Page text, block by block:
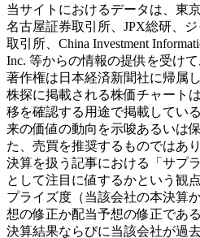
当サイトにおけるデータは、東
名古屋証券取引所、JPX総研、
取引所、China Investment
Inc. 等からの情報の提供を受け
著作権は日本経済新聞社に帰属し
株探に掲載される株価チャート
移を確認する用途で掲載してい
来の価値の動向を示唆あるいは
た、売買を推奨するものではあり
決算を扱う記事における「サプ
として注目に値するかという観
プライズ度（当該会社の本決算
想の修正か配当予想の修正であ
決算結果ならびに当該会社が過